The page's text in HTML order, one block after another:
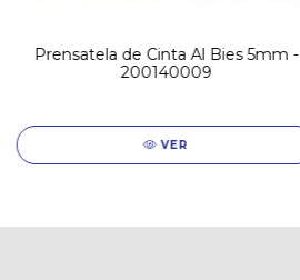
Prensatela de Cinta Al Bies 5mm -
200140009
VER